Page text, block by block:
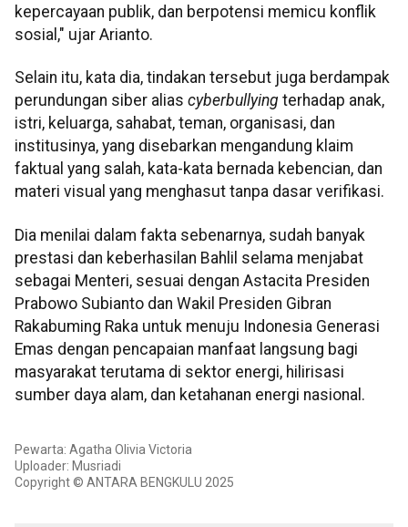
kepercayaan publik, dan berpotensi memicu konflik
sosial," ujar Arianto.
Selain itu, kata dia, tindakan tersebut juga berdampak
perundungan siber alias cyberbullying terhadap anak,
istri, keluarga, sahabat, teman, organisasi, dan
institusinya, yang disebarkan mengandung klaim
faktual yang salah, kata-kata bernada kebencian, dan
materi visual yang menghasut tanpa dasar verifikasi.
Dia menilai dalam fakta sebenarnya, sudah banyak
prestasi dan keberhasilan Bahlil selama menjabat
sebagai Menteri, sesuai dengan Astacita Presiden
Prabowo Subianto dan Wakil Presiden Gibran
Rakabuming Raka untuk menuju Indonesia Generasi
Emas dengan pencapaian manfaat langsung bagi
masyarakat terutama di sektor energi, hilirisasi
sumber daya alam, dan ketahanan energi nasional.
Pewarta: Agatha Olivia Victoria
Uploader: Musriadi
Copyright © ANTARA BENGKULU 2025